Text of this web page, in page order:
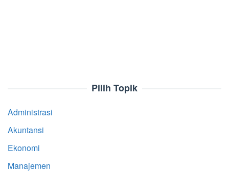
Pilih Topik
Administrasi
Akuntansi
Ekonomi
Manajemen